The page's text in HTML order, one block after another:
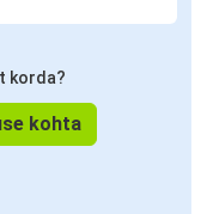
korda?
kohta